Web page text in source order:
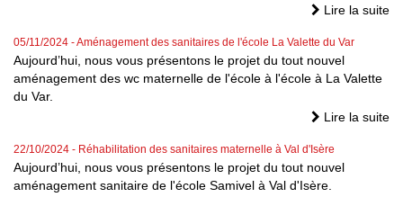
Lire la suite
05/11/2024 - Aménagement des sanitaires de l'école La Valette du Var
Aujourd’hui, nous vous présentons le projet du tout nouvel
aménagement des wc maternelle de l'école à l'école à La Valette
du Var.
Lire la suite
22/10/2024 - Réhabilitation des sanitaires maternelle à Val d'Isère
Aujourd’hui, nous vous présentons le projet du tout nouvel
aménagement sanitaire de l'école Samivel à Val d'Isère.